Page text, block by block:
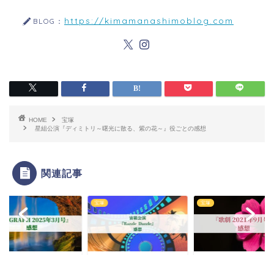
BLOG： https://kimamanashimoblog.com
HOME
宝塚
星組公演『ディミトリ～曙光に散る、紫の花～』役ごとの感想
関連記事
宝塚 宝塚